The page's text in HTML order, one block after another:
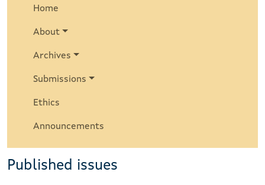
Home
About
Archives
Submissions
Ethics
Announcements
Published issues